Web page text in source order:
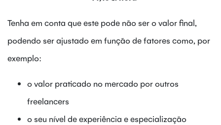
Tenha em conta que este pode não ser o valor final,
podendo ser ajustado em função de fatores como, por
exemplo:
o valor praticado no mercado por outros
freelancers
o seu nível de experiência e especialização